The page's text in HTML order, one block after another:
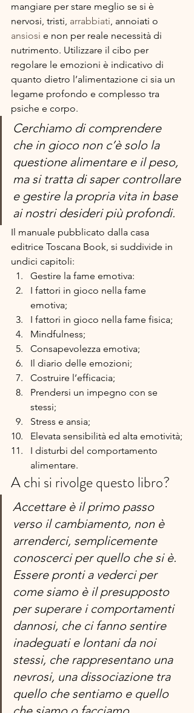
mangiare per stare meglio se si è
nervosi, tristi, arrabbiati, annoiati o
ansiosi e non per reale necessità di
nutrimento. Utilizzare il cibo per
regolare le emozioni è indicativo di
quanto dietro l’alimentazione ci sia un
legame profondo e complesso tra
psiche e corpo.
Cerchiamo di comprendere
che in gioco non c’è solo la
questione alimentare e il peso,
ma si tratta di saper controllare
e gestire la propria vita in base
ai nostri desideri più profondi.
Il manuale pubblicato dalla casa
editrice Toscana Book, si suddivide in
undici capitoli:
Gestire la fame emotiva:
I fattori in gioco nella fame
emotiva;
I fattori in gioco nella fame fisica;
Mindfulness;
Consapevolezza emotiva;
Il diario delle emozioni;
Costruire l’efficacia;
Prendersi un impegno con se
stessi;
Stress e ansia;
Elevata sensibilità ed alta emotività;
I disturbi del comportamento
alimentare.
A chi si rivolge questo libro?
Accettare è il primo passo
verso il cambiamento, non è
arrenderci, semplicemente
conoscerci per quello che si è.
Essere pronti a vederci per
come siamo è il presupposto
per superare i comportamenti
dannosi, che ci fanno sentire
inadeguati e lontani da noi
stessi, che rappresentano una
nevrosi, una dissociazione tra
quello che sentiamo e quello